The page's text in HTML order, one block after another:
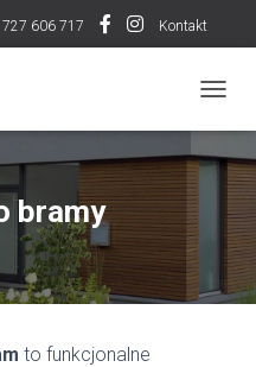
606 717 Kontakt
R
Z
N
bramy
to funkcjonalne